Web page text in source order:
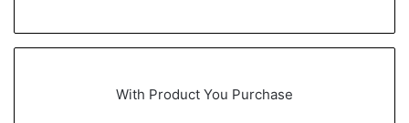
te
With Product You Purchase